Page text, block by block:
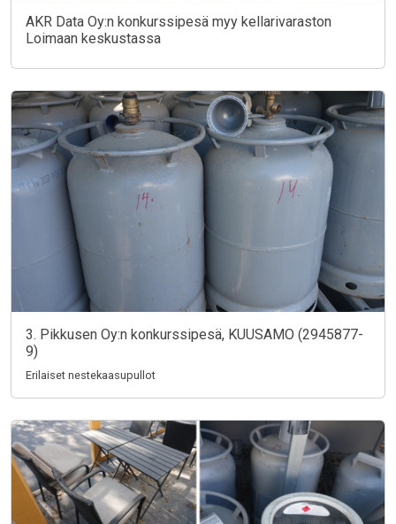
AKR Data Oy:n konkurssipesä myy kellarivaraston
Loimaan keskustassa
3. Pikkusen Oy:n konkurssipesä, KUUSAMO (2945877-
9)
Erilaiset nestekaasupullot